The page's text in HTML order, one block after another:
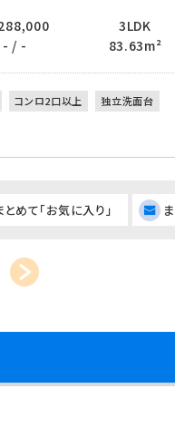
- / -
3LDK
83.63m²
コンロ2口以上
独立洗面台
とめて「お気に入り」